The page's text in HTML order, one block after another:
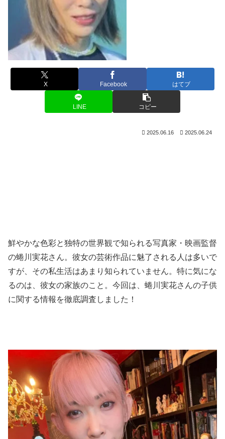
X Facebook はてブ
LINE コピー
2025.06.16 2025.06.24
鮮やかな色彩と独特の世界観で知られる写真家・映画監督
の蜷川実花さん。彼女の芸術作品に魅了される人は多いで
すが、その私生活はあまり知られていません。特に気にな
るのは、彼女の家族のこと。今回は、蜷川実花さんの子供
に関する情報を徹底調査しました！